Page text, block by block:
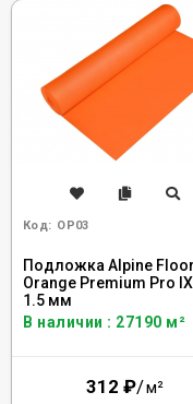
Код: OP03
Подложка Alpine Floor
Orange Premium Pro
1.5 мм
В наличии : 27190 м²
312 ₽/м²